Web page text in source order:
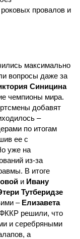
провалов и
максимально
вопросы даже за
Синицина
чемпионы мира.
добавят
–
по итогам
ее с
уже на
из-за
В итоге
и Ивану
Тутберидзе
– Елизавета
решили, что
и серебряными
а